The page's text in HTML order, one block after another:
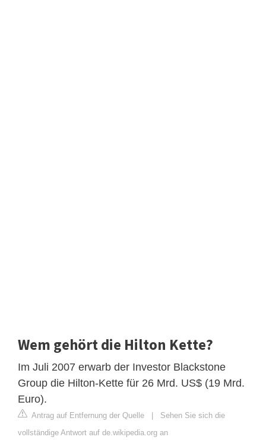
Wem gehört die Hilton Kette?
Im Juli 2007 erwarb der Investor Blackstone
Group die Hilton-Kette für 26 Mrd. US$ (19 Mrd.
Euro).
Antrag auf Entfernung der Quelle | Sehen Sie sich die
vollständige Antwort auf de.wikipedia.org an